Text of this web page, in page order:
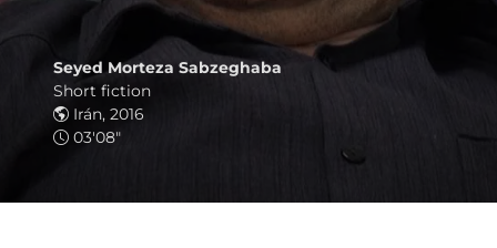
Seyed Morteza Sabzeghaba
Short fiction
Irán, 2016
03'08"